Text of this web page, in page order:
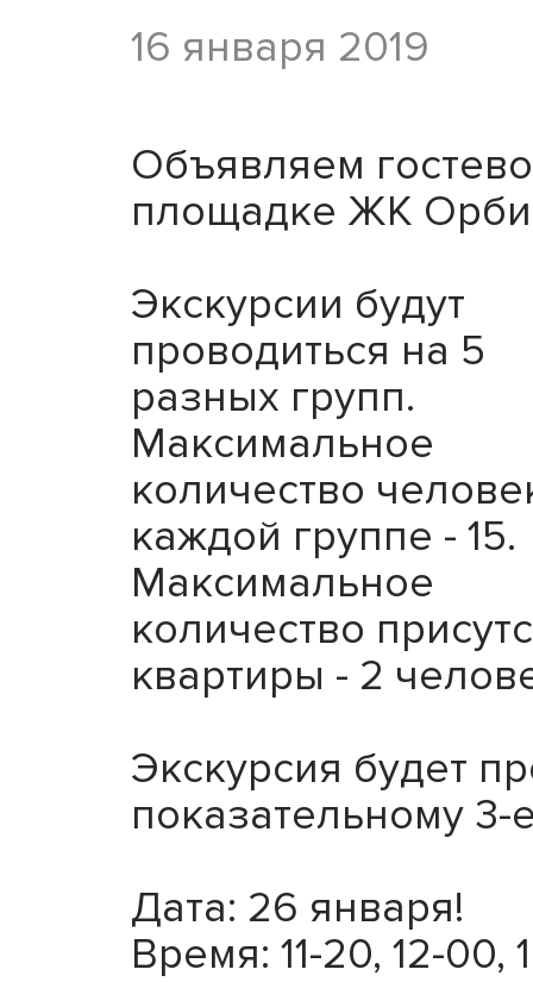
16 января 2019
Объявляем
площадке ЖК
Экскурсии будут
проводиться на 5
разных групп.
Максимальное
количество
каждой группе - 15.
Максимальное
количество
квартиры - 2
Экскурсия будет
показательному 3-
Дата: 26 января!
Время: 11-20, 12-00,